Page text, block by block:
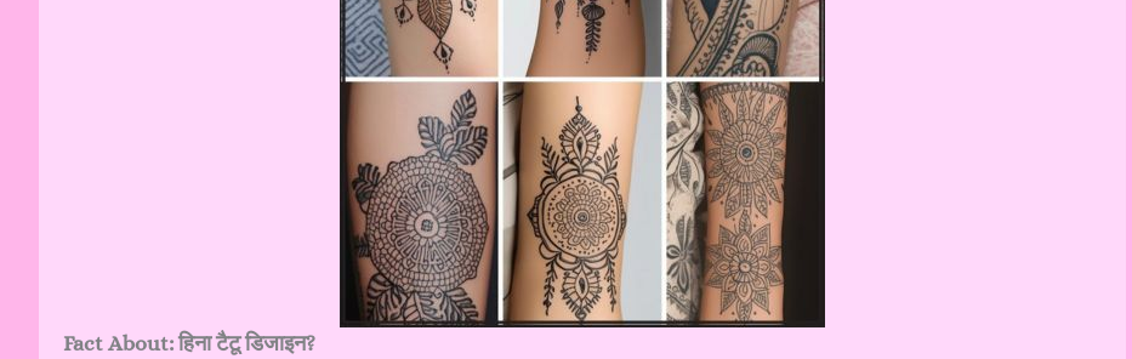
Fact About: हिना टैटू डिजाइन?